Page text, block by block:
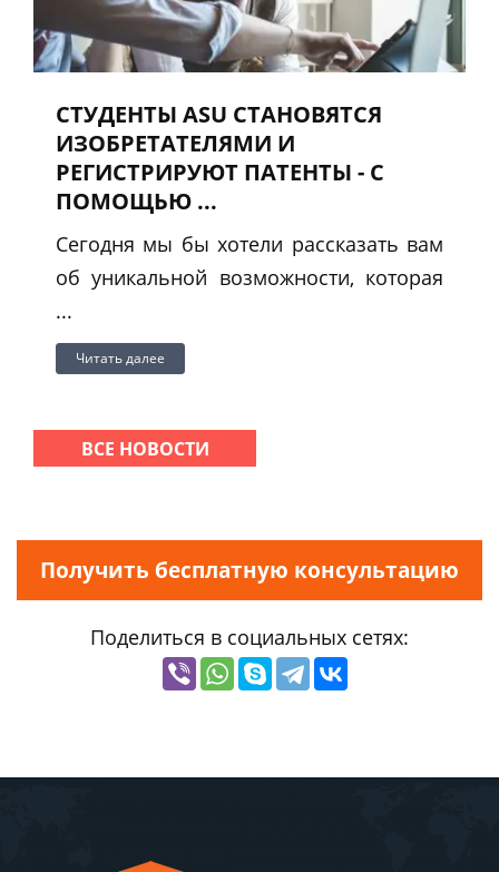
СТУДЕНТЫ ASU СТАНОВЯТСЯ
ИЗОБРЕТАТЕЛЯМИ И
РЕГИСТРИРУЮТ ПАТЕНТЫ - С
ПОМОЩЬЮ ...
Сегодня мы бы хотели рассказать вам
об уникальной возможности, которая
...
Читать далее
ВСЕ НОВОСТИ
Получить бесплатную консультацию
Поделиться в социальных сетях: